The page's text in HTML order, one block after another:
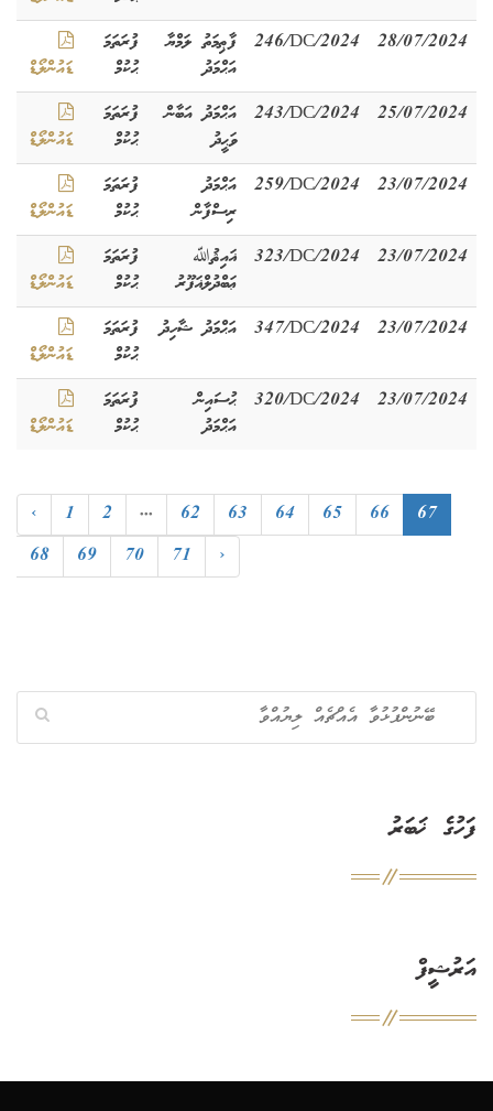
28/07/2024
246/DC/2024
ފާޠިމަތު ލަމްޔާ
އަޙްމަދު
ފުރަތަމަ
ޙުކުމް
ޑައުންލޯޑް
25/07/2024
243/DC/2024
އަޙްމަދު އަބާން
ވަޙީދު
ފުރަތަމަ
ޙުކުމް
ޑައުންލޯޑް
23/07/2024
259/DC/2024
އަޙްމަދު
ރިސްފާން
ފުރަތަމަ
ޙުކުމް
ޑައުންލޯޑް
23/07/2024
323/DC/2024
ޣައިޘުﷲ
ޢަބްދުލްޣަފޫރު
ފުރަތަމަ
ޙުކުމް
ޑައުންލޯޑް
23/07/2024
347/DC/2024 އަޙްމަދު ޝާހިދު
ފުރަތަމަ
ޙުކުމް
ޑައުންލޯޑް
23/07/2024
320/DC/2024
ޙުސައިން
އަޙްމަދު
ފުރަތަމަ
ޙުކުމް
ޑައުންލޯޑް
‹ 1 2 ... 62 63 64 65 66
67
68
69 70 71 ›
ފަހުގެ ޚަބަރު
އަރުޝީފް